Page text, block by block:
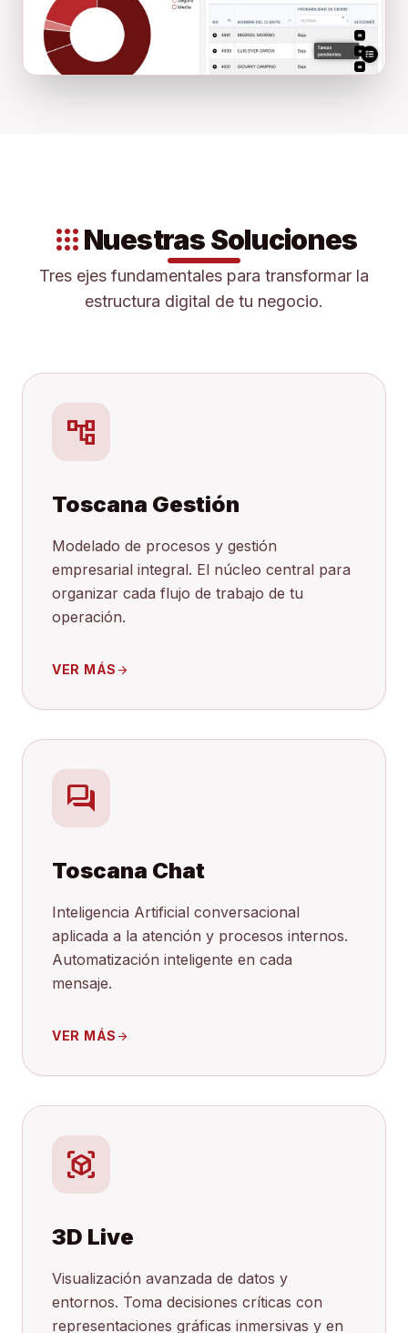
appsNuestras Soluciones
Tres ejes fundamentales para transformar la
estructura digital de tu negocio.
account_tree
Toscana Gestión
Modelado de procesos y gestión
empresarial integral. El núcleo central para
organizar cada flujo de trabajo de tu
operación.
VER MÁS arrow_forward
forum
Toscana Chat
Inteligencia Artificial conversacional
aplicada a la atención y procesos internos.
Automatización inteligente en cada
mensaje.
VER MÁS arrow_forward
view_in_ar
3D Live
Visualización avanzada de datos y
entornos. Toma decisiones críticas con
representaciones gráficas inmersivas y en